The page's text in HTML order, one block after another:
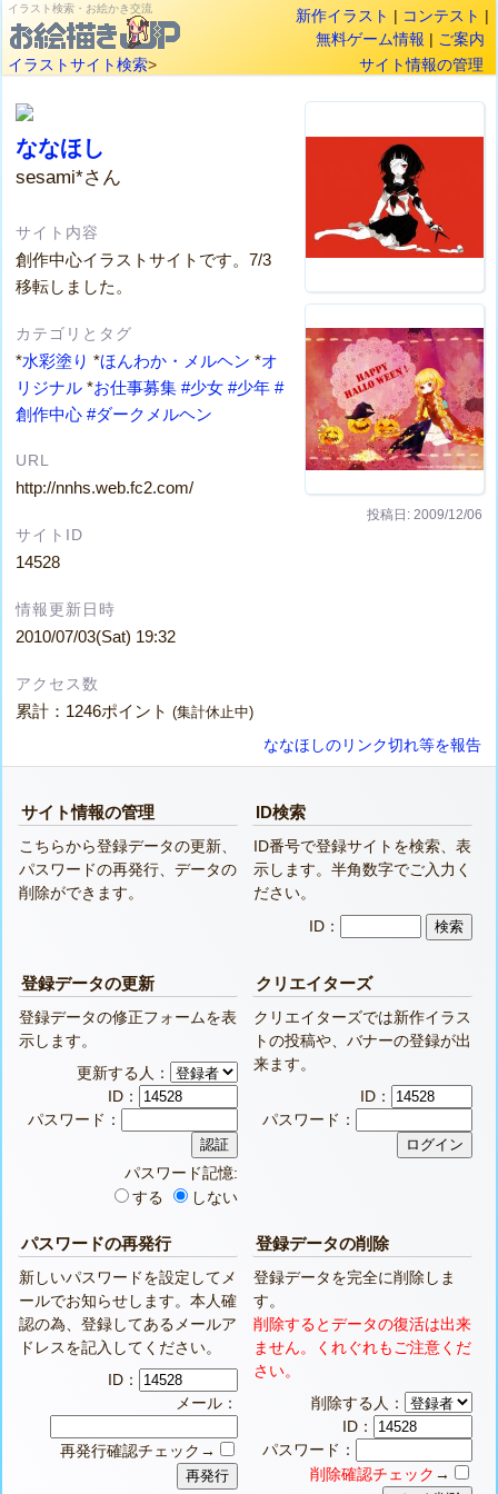
イラスト検索・お絵かき交流 新作イラスト | コンテスト |
無料ゲーム情報 | ご案内
イラストサイト検索> サイト情報の管理
投稿日: 2009/12/06
ななほし
sesami*さん
サイト内容
創作中心イラストサイトです。7/3
移転しました。
カテゴリとタグ
*水彩塗り *ほんわか・メルヘン *オ
リジナル *お仕事募集 #少女 #少年 #
創作中心 #ダークメルヘン
URL
http://nnhs.web.fc2.com/
サイトID
14528
情報更新日時
2010/07/03(Sat) 19:32
アクセス数
累計：1246ポイント(集計休止中)
ななほしのリンク切れ等を報告
サイト情報の管理
こちらから登録データの更新、
パスワードの再発行、データの
削除ができます。
ID検索
ID番号で登録サイトを検索、表
示します。半角数字でご入力く
ださい。
ID：
登録データの更新
登録データの修正フォームを表
示します。
更新する人：
ID：
パスワード：
パスワード記憶:
する
しない
クリエイターズ
クリエイターズでは新作イラス
トの投稿や、バナーの登録が出
来ます。
ID：
パスワード：
パスワードの再発行
新しいパスワードを設定してメ
ールでお知らせします。本人確
認の為、登録してあるメールア
ドレスを記入してください。
ID：
メール：
再発行確認チェック→
登録データの削除
登録データを完全に削除しま
す。
削除するとデータの復活は出来
ません。くれぐれもご注意くだ
さい。
削除する人：
ID：
パスワード：
削除確認チェック →